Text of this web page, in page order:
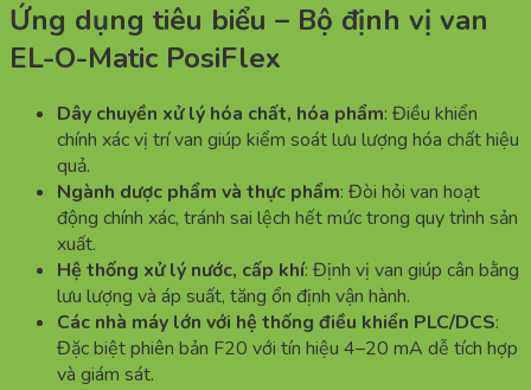
Ứng dụng tiêu biểu – Bộ định vị van
EL-O-Matic PosiFlex
Dây chuyền xử lý hóa chất, hóa phẩm: Điều khiển
chính xác vị trí van giúp kiểm soát lưu lượng hóa chất hiệu
quả.
Ngành dược phẩm và thực phẩm: Đòi hỏi van hoạt
động chính xác, tránh sai lệch hết mức trong quy trình sản
xuất.
Hệ thống xử lý nước, cấp khí: Định vị van giúp cân bằng
lưu lượng và áp suất, tăng ổn định vận hành.
Các nhà máy lớn với hệ thống điều khiển PLC/DCS:
Đặc biệt phiên bản F20 với tín hiệu 4–20 mA dễ tích hợp
và giám sát.